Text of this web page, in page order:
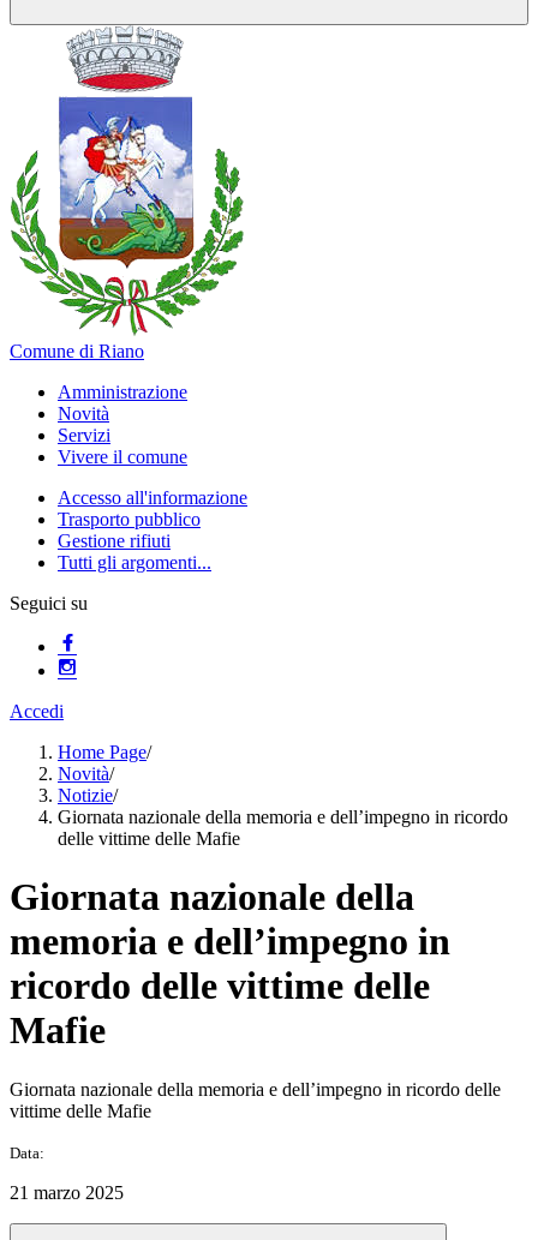
Comune di Riano
Amministrazione
Novità
Servizi
Vivere il comune
Accesso all'informazione
Trasporto pubblico
Gestione rifiuti
Tutti gli argomenti...
Seguici su
Accedi
Home Page/
Novità/
Notizie/
Giornata nazionale della memoria e dell’impegno in ricordo
delle vittime delle Mafie
Giornata nazionale della
memoria e dell’impegno in
ricordo delle vittime delle
Mafie
Giornata nazionale della memoria e dell’impegno in ricordo delle
vittime delle Mafie
Data:
21 marzo 2025